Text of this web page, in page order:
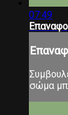
07:49
σώμα